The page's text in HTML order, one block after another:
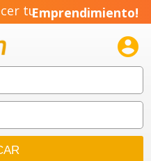
tuEmprendimiento!
